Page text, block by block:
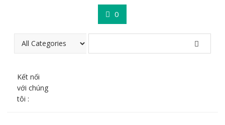
0
Kết nối
với chúng
tôi :